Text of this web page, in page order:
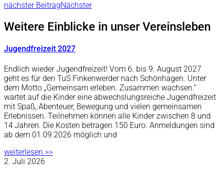
nächster BeitragNächster
Weitere Einblicke in unser Vereinsleben
Jugendfreizeit 2027
Endlich wieder Jugendfreizeit! Vom 6. bis 9. August 2027
geht es für den TuS Finkenwerder nach Schönhagen. Unter
dem Motto „Gemeinsam erleben. Zusammen wachsen.“
wartet auf die Kinder eine abwechslungsreiche Jugendfreizeit
mit Spaß, Abenteuer, Bewegung und vielen gemeinsamen
Erlebnissen. Teilnehmen können alle Kinder zwischen 8 und
14 Jahren. Die Kosten betragen 150 Euro. Anmeldungen sind
ab dem 01.09.2026 möglich und
weiterlesen >>
2. Juli 2026